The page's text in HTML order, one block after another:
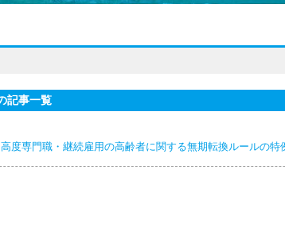
記事一覧
度専門職・継続雇用の高齢者に関する無期転換ルールの特